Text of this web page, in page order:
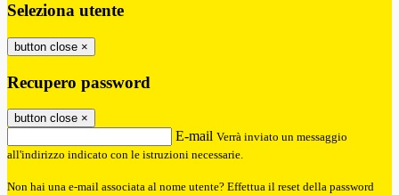
Seleziona utente
button close ×
Recupero password
button close ×
E-mail Verrà inviato un messaggio
all'indirizzo indicato con le istruzioni necessarie.
Non hai una e-mail associata al nome utente? Effettua il reset della password